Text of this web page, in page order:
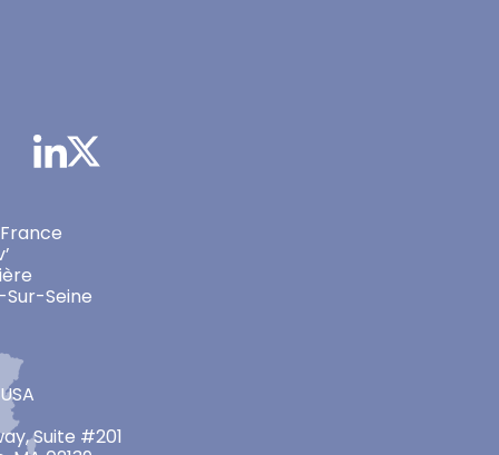
France
Seine
Suite #201